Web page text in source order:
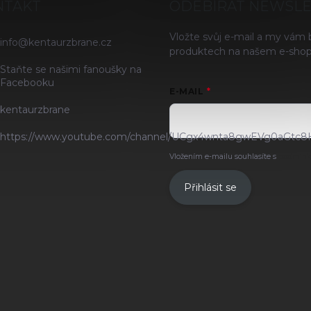
info@kentaurzbrane.cz
Staňte se našimi fanoušky na
Facebooku
kentaurzbrane
https://www.youtube.com/channel/
Vložte svůj e-mail a my
produktech na našem e-
Vložením e-mailu souhlasíte s
Přihlásit se